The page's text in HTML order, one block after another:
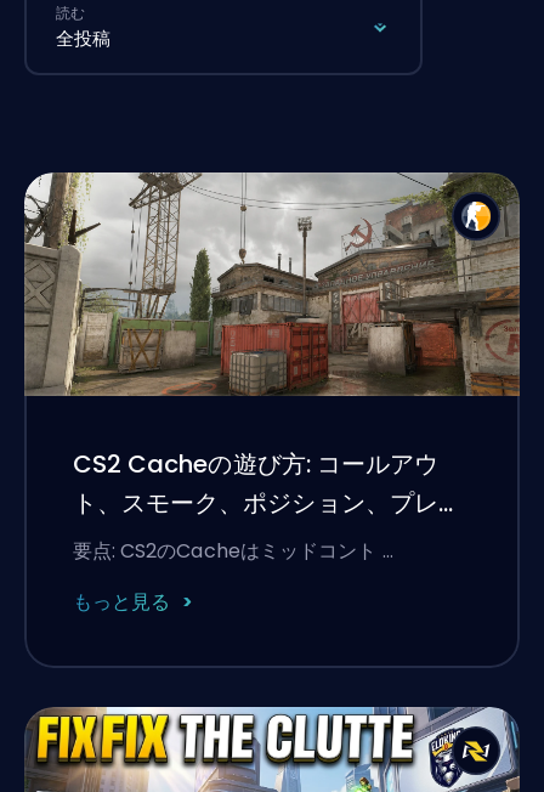
読む
CS2 Cacheの遊び方: コールアウ
ト、スモーク、ポジション、プレミ
アのヒント
要点: CS2のCacheはミッドコント …
もっと見る